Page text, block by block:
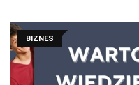
BIZNES